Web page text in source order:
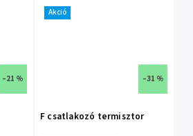
–21 %
Akció
–31 %
F csatlakozó termisztor